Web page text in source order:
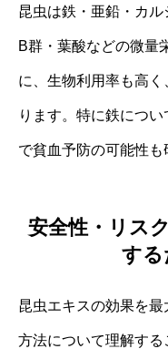
昆虫は鉄・亜鉛・カ
B群・葉酸などの微量
に、生物利用率も高
ります。特に鉄につ
で貧血予防の可能性も
安全性・リス
する
昆虫エキスの効果を
方法について理解する